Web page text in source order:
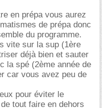
en prépa vous aurez
de prépa donc
du programme.
vite sur la sup (1ère
déjà bien et sauter
la spé (2ème année de
car vous avez peu de
pour éviter le
tout faire en dehors